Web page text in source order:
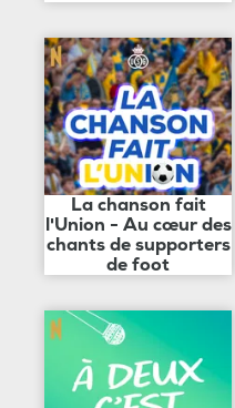
La chanson fait
l'Union - Au cœur des
chants de supporters
de foot